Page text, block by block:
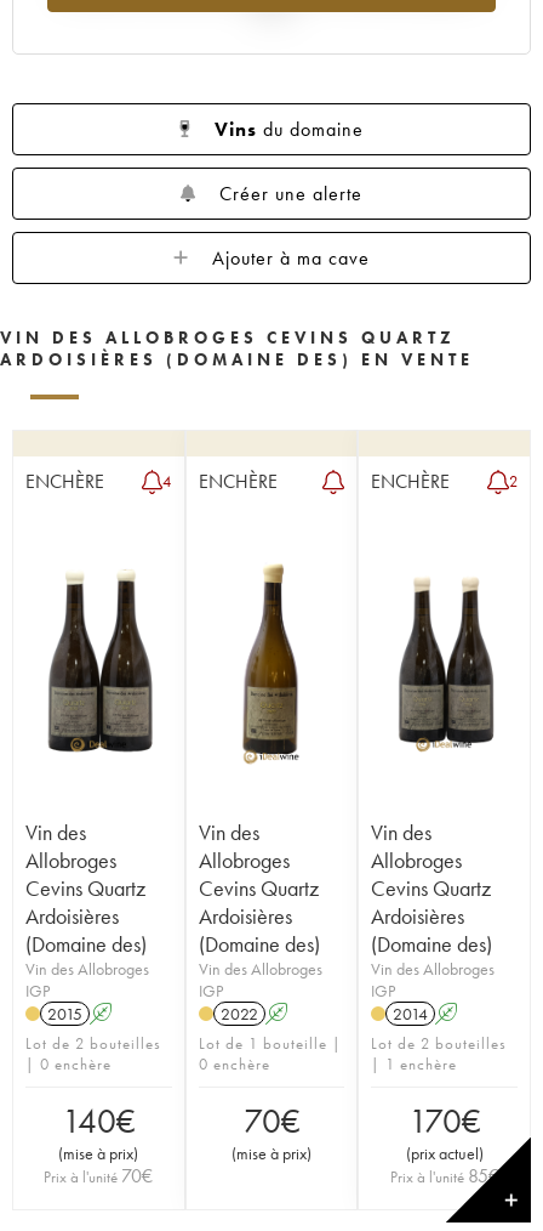
Vins du domaine
Créer une alerte
Ajouter à ma cave
VIN DES ALLOBROGES CEVINS QUARTZ
ARDOISIÈRES (DOMAINE DES) EN VENTE
ENCHÈRE 4
Vin des
Allobroges
Cevins Quartz
Ardoisières
(Domaine des)
Vin des Allobroges
IGP
2015 A
Lot de 2 bouteilles
| 0 enchère
140€
(mise à prix)
Prix à l'unité 70€
ENCHÈRE
Vin des
Allobroges
Cevins Quartz
Ardoisières
(Domaine des)
Vin des Allobroges
IGP
2022 A
Lot de 1 bouteille |
0 enchère
70€
(mise à prix)
ENCHÈRE 2
Vin des
Allobroges
Cevins Quartz
Ardoisières
(Domaine des)
Vin des Allobroges
IGP
2014 A
Lot de 2 bouteilles
| 1 enchère
170€
(prix actuel)
Prix à l'unité 85€
✕